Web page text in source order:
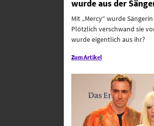
wurde aus der
Mit „Mercy“ wurde
Plötzlich verschwand sie
wurde eigentlich aus ihr?
Zum Artikel